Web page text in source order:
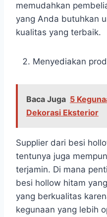
memudahkan
yang Anda butuhkan
kualitas yang terbaik.
Menyediakan
Baca Juga 5
Dekorasi Eksterior
Supplier dari besi
tentunya juga
terjamin. Di mana
besi hollow hitam
yang berkualitas
kegunaan yang lebih